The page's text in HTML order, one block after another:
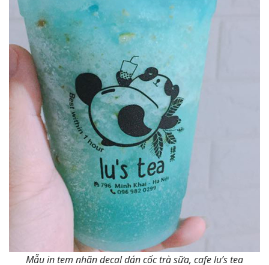
Mẫu in tem nhãn decal dán cốc trà sữa, cafe lu’s tea